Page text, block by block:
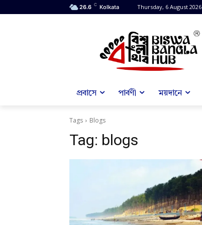
26.6 C Kolkata Thursday, 6 August 2026
প্রবাসে পার্বণী ময়দানে
Tags Blogs
Tag: blogs